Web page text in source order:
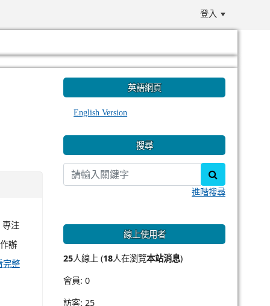
登入
專注
辦
完整
英語網頁
English Version
搜尋
進階搜尋
線上使用者
25人線上 (18人在瀏覽本站消息)
會員: 0
訪客: 25